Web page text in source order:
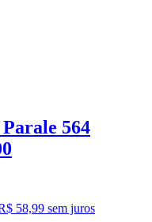
564
58,99 sem juros